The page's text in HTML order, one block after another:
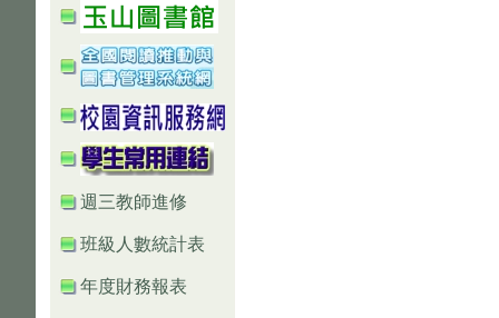
週三教師進修
班級人數統計表
年度財務報表